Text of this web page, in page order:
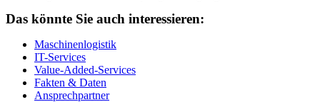
Das könnte Sie auch interessieren:
Maschinenlogistik
IT-Services
Value-Added-Services
Fakten & Daten
Ansprechpartner